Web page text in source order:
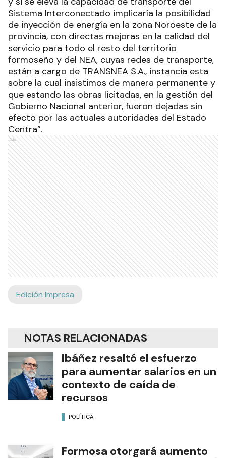
Sistema Interconectado implicaría la posibilidad
de inyección de energía en la zona Noroeste de la
provincia, con directas mejoras en la calidad del
servicio para todo el resto del territorio
formoseño y del NEA, cuyas redes de transporte,
están a cargo de TRANSNEA S.A., instancia esta
sobre la cual insistimos de manera permanente y
que estando las obras licitadas, en la gestión del
Gobierno Nacional anterior, fueron dejadas sin
efecto por las actuales autoridades del Estado
Centra”.
Ads
Edición Impresa
NOTAS RELACIONADAS
Ibáñez resaltó el esfuerzo
para aumentar salarios en un
contexto de caída de
recursos
POLÍTICA
Formosa otorgará aumento